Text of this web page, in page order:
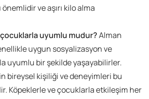
ve aşırı kilo alma
uyumlu mudur?Alman
uygun sosyalizasyon ve
uyumlu bir şekilde yaşayabilirler.
bireysel kişiliği ve deneyimleri bu
Köpeklerle ve çocuklarla etkileşim her